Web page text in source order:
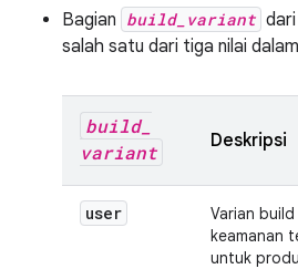
Bagian build_variant
salah satu dari tiga nilai
build_
variant
Deskripsi
user
Varian
keamanan
untuk